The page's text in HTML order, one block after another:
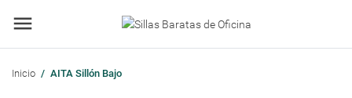
Inicio AITA Sillón Bajo